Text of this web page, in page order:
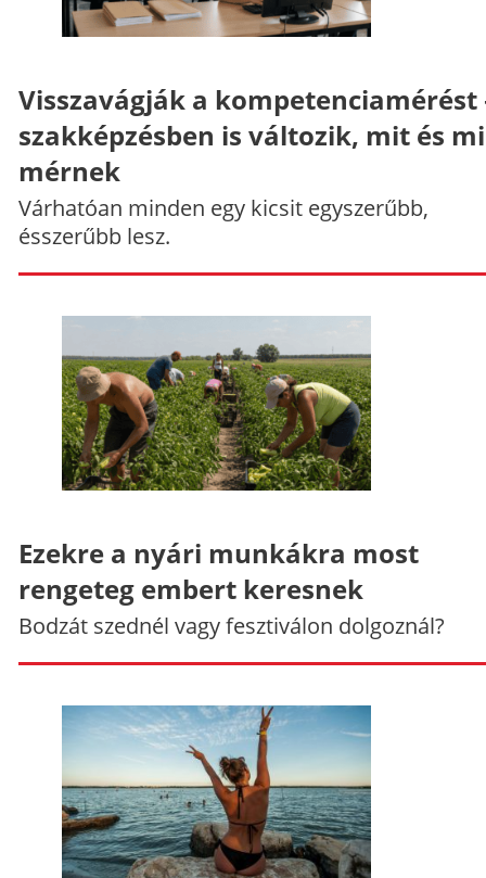
Visszavágják a kompetenciamérést
szakképzésben is változik, mit és
mérnek
Várhatóan minden egy kicsit egyszerűbb,
ésszerűbb lesz.
Ezekre a nyári munkákra most
rengeteg embert keresnek
Bodzát szednél vagy fesztiválon dolgoznál?